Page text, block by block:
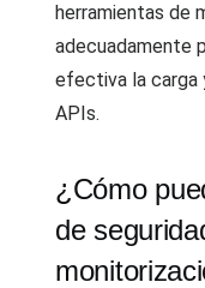
herramientas de
adecuadamente
efectiva la carga
APIs.
¿Cómo
de